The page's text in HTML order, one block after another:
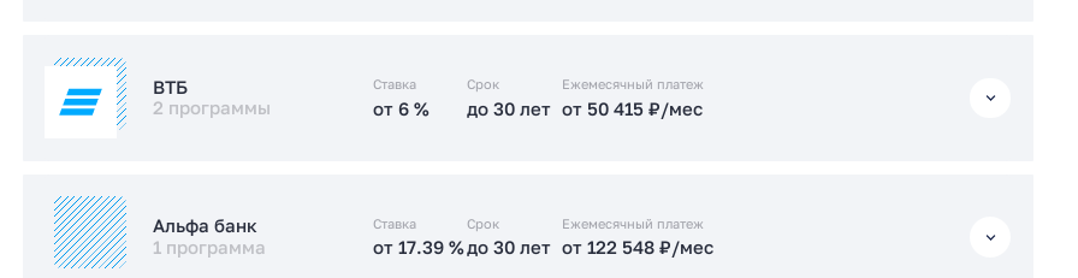
IT-ипотека
Стандартная
ВТБ
2 программы
Ставка
от 6 %
Срок
до 30 лет
Ежемесячный платеж
от 50 415 ₽/мес
IT-ипотека
Стандартная
Альфа банк
1 программа
Ставка
от 17.39 %
Срок
до 30 лет
Ежемесячный платеж
от 122 548 ₽/мес